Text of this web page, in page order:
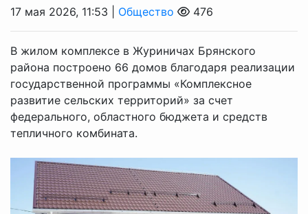
17 мая 2026, 11:53 | Общество 476
В жилом комплексе в Журиничах Брянского
района построено 66 домов благодаря реализации
государственной программы «Комплексное
развитие сельских территорий» за счет
федерального, областного бюджета и средств
тепличного комбината.